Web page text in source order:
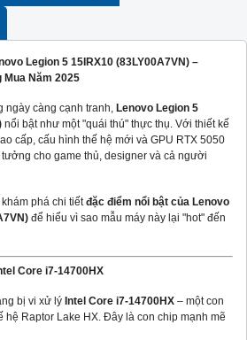
Legion 5 15IRX10 (83LY00A7VN) –
Mua Năm 2025
càng cạnh tranh, Lenovo Legion 5
nổi bật như một "quái thú" thực thụ. Với thiết kế
cấp, cấu hình thế hệ mới và GPU RTX 5050
cho game thủ, designer và cả người
phá chi tiếtđặc điểm nổi bật của Lenovo
để hiểu vì sao mẫu máy này lại "hot" đến
Core i7-14700HX
bị vi xử lý Intel Core i7-14700HX – một con
hệ Raptor Lake HX. Đây là con chip mạnh mẽ